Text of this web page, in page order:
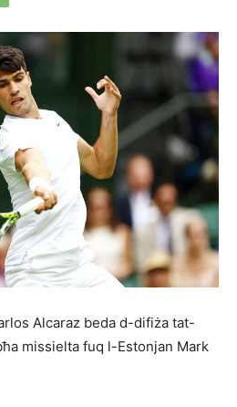
Alcaraz beda d-difiża tat-
missielta fuq l-Estonjan Mark